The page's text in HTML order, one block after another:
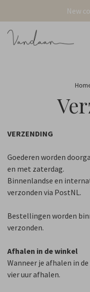
New
VERZENDING
Goederen worden
en met zaterdag.
Binnenlandse en
verzonden via PostNL.
Bestellingen worden
verzonden.
Afhalen in de winkel
Wanneer je afhalen in
vier uur afhalen.